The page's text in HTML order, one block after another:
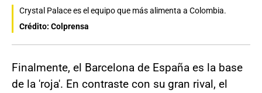
Crystal Palace es el equipo que más alimenta a Colombia.
Crédito: Colprensa
Finalmente, el Barcelona de España es la base
de la 'roja'. En contraste con su gran rival, el